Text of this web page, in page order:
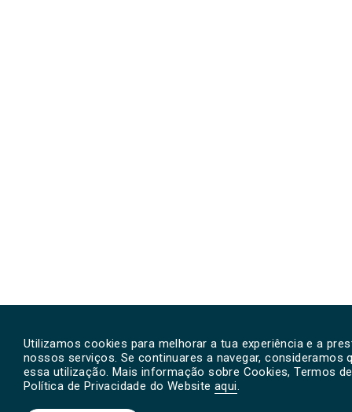
Utilizamos cookies para melhorar a tua experiência e a
nossos serviços. Se continuares a navegar, consideramos
essa utilização. Mais informação sobre Cookies, Termos
Política de Privacidade do Website aqui.